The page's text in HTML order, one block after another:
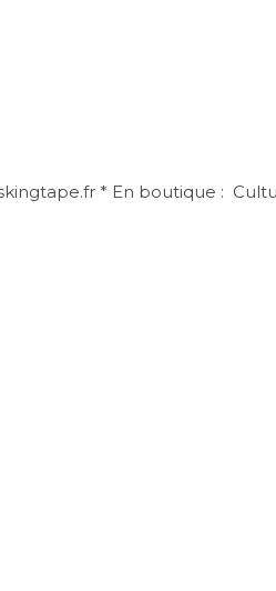
* En boutique :